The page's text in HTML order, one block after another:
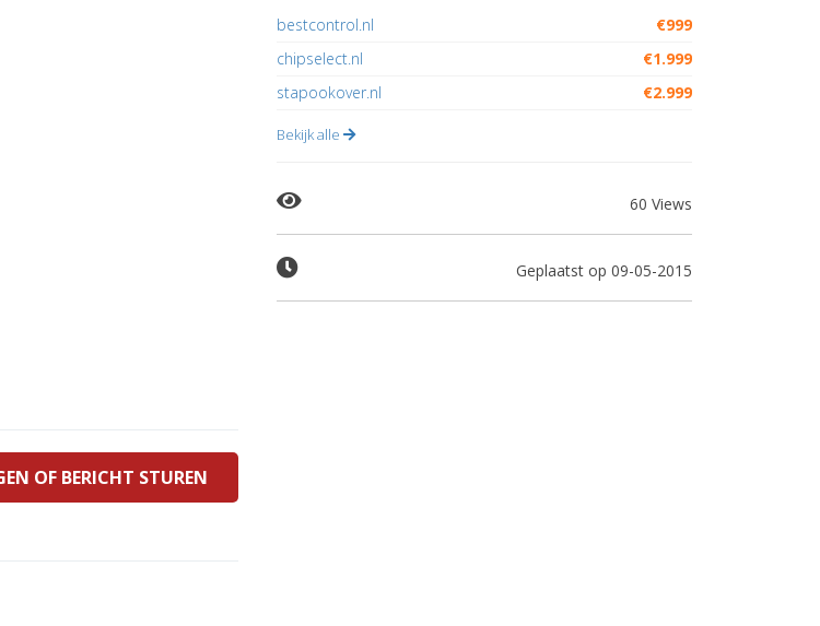
OF BERICHT STUREN
bestcontrol.nl
€999
chipselect.nl
€1.999
stapookover.nl
€2.999
Bekijk alle
60 Views
Geplaatst op 09-05-2015